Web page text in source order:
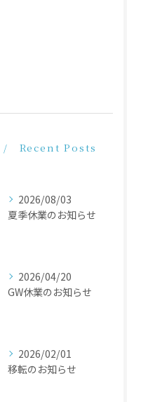
Recent Posts
2026/08/03
夏季休業のお知らせ
2026/04/20
GW休業のお知らせ
2026/02/01
移転のお知らせ